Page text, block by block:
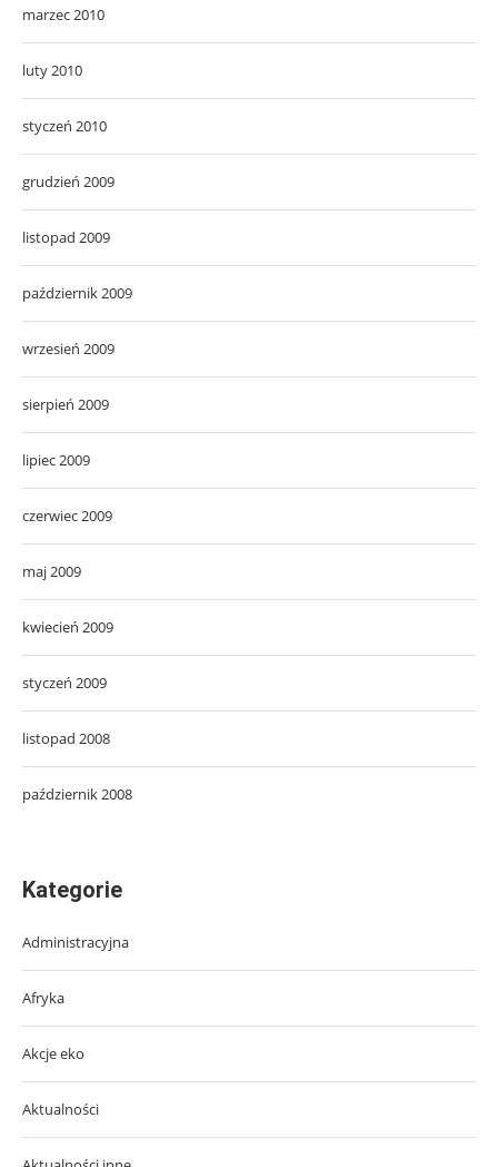
marzec 2010
luty 2010
styczeń 2010
grudzień 2009
listopad 2009
październik 2009
wrzesień 2009
sierpień 2009
lipiec 2009
czerwiec 2009
maj 2009
kwiecień 2009
styczeń 2009
listopad 2008
październik 2008
Kategorie
Administracyjna
Afryka
Akcje eko
Aktualności